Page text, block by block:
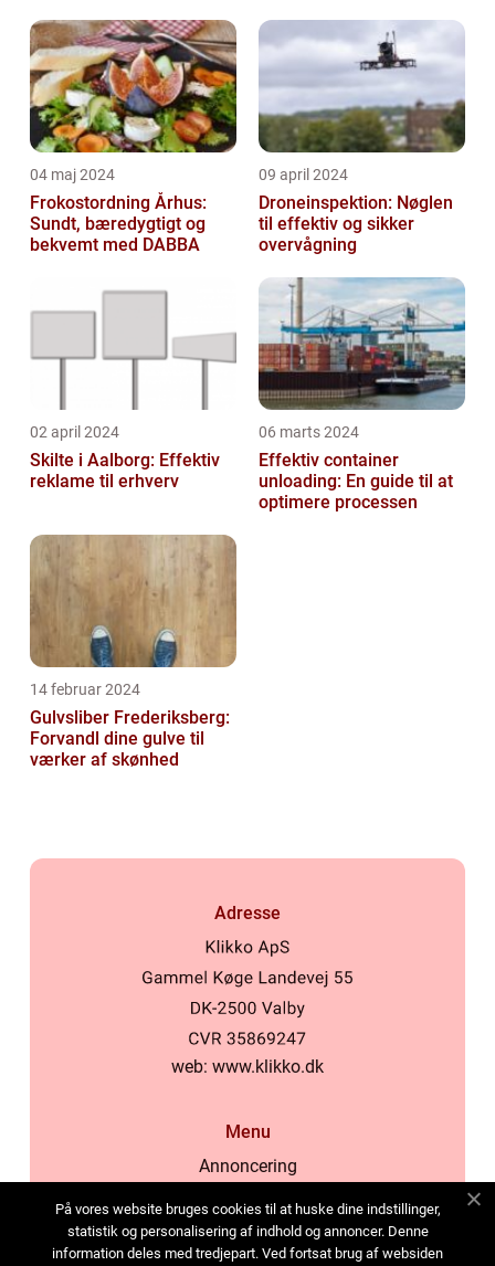
04 maj 2024
Frokostordning Århus:
Sundt, bæredygtigt og
bekvemt med DABBA
09 april 2024
Droneinspektion: Nøglen
til effektiv og sikker
overvågning
02 april 2024
Skilte i Aalborg: Effektiv
reklame til erhverv
06 marts 2024
Effektiv container
unloading: En guide til at
optimere processen
14 februar 2024
Gulvsliber Frederiksberg:
Forvandl dine gulve til
værker af skønhed
Adresse
web: www.klikko.dk
Menu
Annoncering
Cookies
Kontakt os
På vores website bruges cookies til at huske dine indstillinger,
statistik og personalisering af indhold og annoncer. Denne
information deles med tredjepart. Ved fortsat brug af websiden